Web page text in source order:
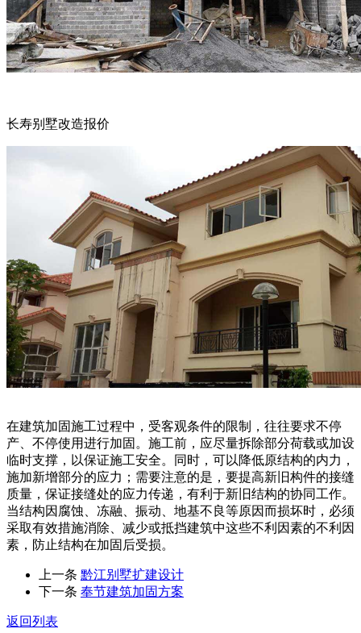
长寿别墅改造报价
在建筑加固施工过程中，受客观条件的限制，往往要求不停
产、不停使用进行加固。施工前，应尽量拆除部分荷载或加设
临时支撑，以保证施工安全。同时，可以降低原结构的内力，
施加新增部分的应力；需要注意的是，要提高新旧构件的接缝
质量，保证接缝处的应力传递，有利于新旧结构的协同工作。
当结构因腐蚀、冻融、振动、地基不良等原因而损坏时，必须
采取有效措施消除、减少或抵挡建筑中这些不利因素的不利因
素，防止结构在加固后受损。
上一条 黔江别墅扩建设计
下一条 奉节建筑加固方案
返回列表